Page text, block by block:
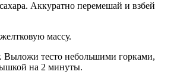
Аккуратно перемешай и взбей
массу.
Выложи тесто небольшими горками,
на 2 минуты.